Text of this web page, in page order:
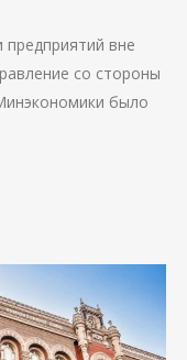
вне
со стороны
было